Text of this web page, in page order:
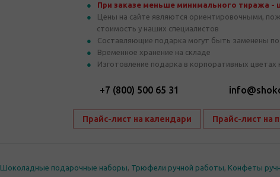
При заказе меньше минимального тиража -
Цены на сайте являются ориентировочными,
стоимость у наших специалистов
Составляющие подарка могут быть заменены
Временное хранение на складе
Изготовление подарка в корпоративных цветах
+7 (800) 500 65 31
Прайс-лист на календари Прайс-лист на
Шоколадные подарочные наборы, Трюфели ручной работы, Конфеты